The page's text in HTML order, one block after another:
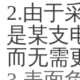
2.由于
是某支
而无需